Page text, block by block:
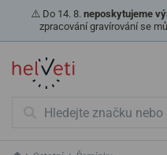
⚠️ Do 14. 8. neposkytujeme
zpracování gravírování se